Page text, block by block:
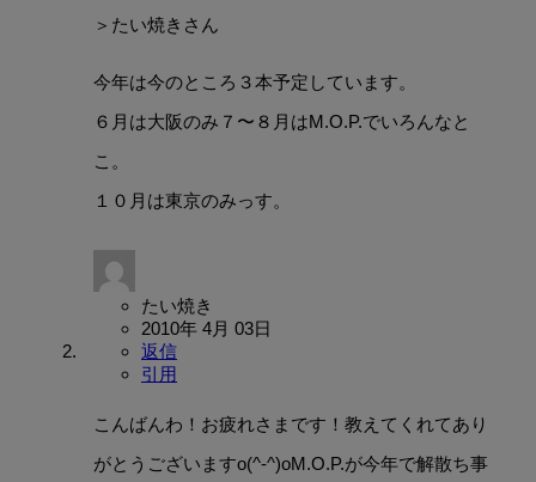
＞たい焼きさん
今年は今のところ３本予定しています。
６月は大阪のみ７〜８月はM.O.P.でいろんなと
こ。
１０月は東京のみっす。
たい焼き
2010年 4月 03日
返信
引用
こんばんわ！お疲れさまです！教えてくれてあり
がとうございますo(^-^)oM.O.P.が今年で解散ち事